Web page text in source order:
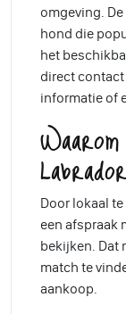
omgeving.
hond die
het
direct contact
informatie of
Door lokaal
een afspraak
bekijken. Dat
match te
aankoop.